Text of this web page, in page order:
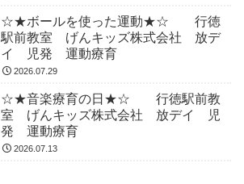
☆★ボールを使った運動★☆ 行徳
駅前教室 げんキッズ株式会社 放デ
イ 児発 運動療育
2026.07.29
☆★音楽療育の日★☆ 行徳駅前教
室 げんキッズ株式会社 放デイ 児
発 運動療育
2026.07.13